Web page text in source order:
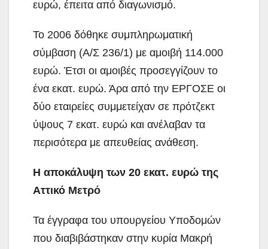
ευρώ, έπειτα από διαγωνισμό.
Το 2006 δόθηκε συμπληρωματική
σύμβαση (Α/Σ 236/1) με αμοιβή 114.000
ευρώ. Έτσι οι αμοιβές προσεγγίζουν το
ένα εκατ. ευρώ. Άρα από την ΕΡΓΟΣΕ οι
δύο εταιρείες συμμετείχαν σε πρότζεκτ
ύψους 7 εκατ. ευρώ και ανέλαβαν τα
περισότερα με απευθείας ανάθεση.
Η αποκάλυψη των 20 εκατ. ευρώ της
Αττικό Μετρό
Τα έγγραφα του υπουργείου Υποδομών
που διαβιβάστηκαν στην κυρία Μακρή